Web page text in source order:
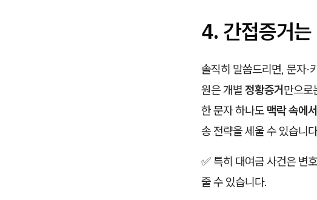
4. 간접증거
솔직히 말씀드리면, 문자·
원은 개별 정황증거만으로
한 문자 하나도 맥락 속에
송 전략을 세울 수 있습니
✅ 특히 대여금 사건은 변
줄 수 있습니다.